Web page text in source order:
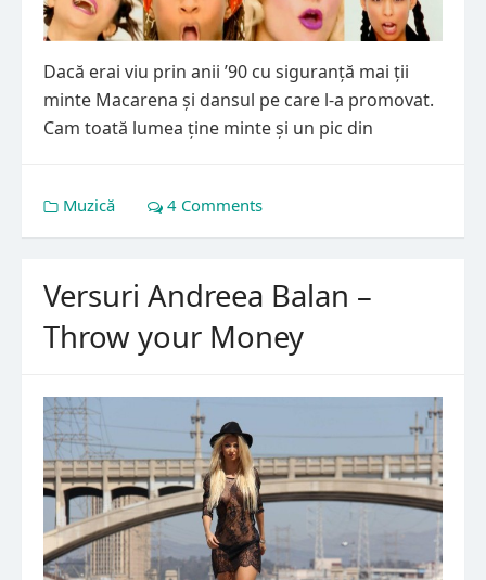
Dacă erai viu prin anii ’90 cu siguranță mai ții
minte Macarena și dansul pe care l-a promovat.
Cam toată lumea ține minte și un pic din
Muzică 4 Comments
Versuri Andreea Balan –
Throw your Money